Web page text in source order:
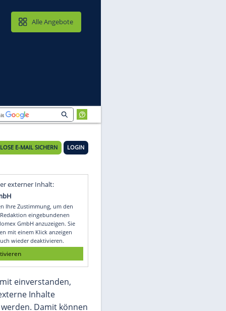
MAIL & CLOUD
KOSTENLOSE E-MAIL SICHERN
Empfohlener externer Inhalt:
Glomex GmbH
Wir benötigen Ihre Zustimmung, um den
von unserer Redaktion eingebundenen
Inhalt von Glomex GmbH anzuzeigen. Sie
können diesen mit einem Klick anzeigen
jetzt aktivieren